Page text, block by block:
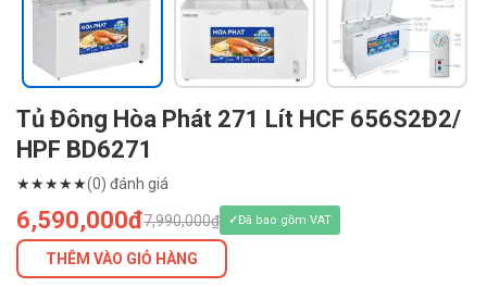
Tủ Đông Hòa Phát 271 Lít HCF 656S2Đ2/
HPF BD6271
★★★★★(0) đánh giá
6,590,000đ7,990,000₫ Đã bao gồm VAT
THÊM VÀO GIỎ HÀNG